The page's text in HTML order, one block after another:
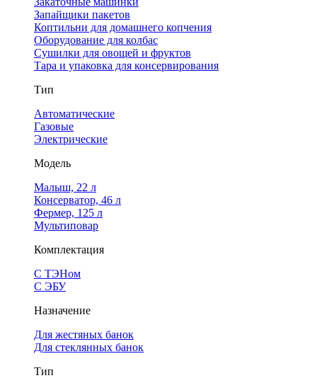
Запайщики пакетов
Коптильни для домашнего копчения
Оборудование для колбас
Сушилки для овощей и фруктов
Тара и упаковка для консервирования
Тип
Автоматические
Газовые
Электрические
Модель
Малыш, 22 л
Консерватор, 46 л
Фермер, 125 л
Мультиповар
Комплектация
С ТЭНом
С ЭБУ
Назначение
Для жестяных банок
Для стеклянных банок
Тип